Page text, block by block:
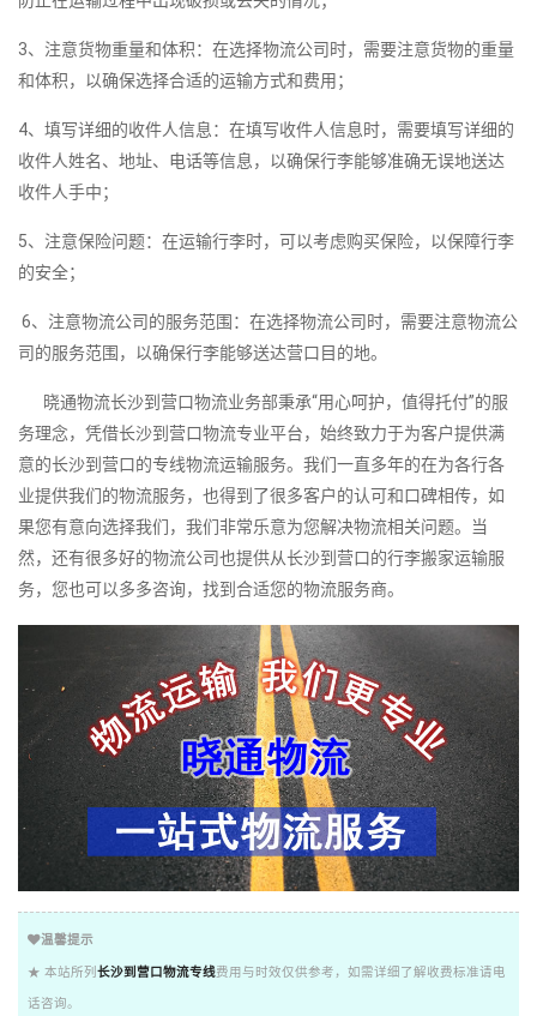
3、注意货物重量和体积：在选择物流公司时，需要注意货物的重量
和体积，以确保选择合适的运输方式和费用；
4、填写详细的收件人信息：在填写收件人信息时，需要填写详细的
收件人姓名、地址、电话等信息，以确保行李能够准确无误地送达
收件人手中；
5、注意保险问题：在运输行李时，可以考虑购买保险，以保障行李
的安全；
6、注意物流公司的服务范围：在选择物流公司时，需要注意物流公
司的服务范围，以确保行李能够送达营口目的地。
晓通物流长沙到营口物流业务部秉承“用心呵护，值得托付”的服
务理念，凭借长沙到营口物流专业平台，始终致力于为客户提供满
意的长沙到营口的专线物流运输服务。我们一直多年的在为各行各
业提供我们的物流服务，也得到了很多客户的认可和口碑相传，如
果您有意向选择我们，我们非常乐意为您解决物流相关问题。当
然，还有很多好的物流公司也提供从长沙到营口的行李搬家运输服
务，您也可以多多咨询，找到合适您的物流服务商。
温馨提示
★ 本站所列 长沙到营口物流专线费用与时效仅供参考，如需详细了解收费标准请电
话咨询。